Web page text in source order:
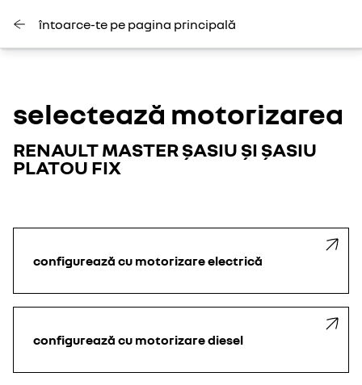
întoarce-te pe pagina principală
selectează motorizarea
RENAULT MASTER ȘASIU ȘI ȘASIU
PLATOU FIX
configurează cu motorizare electrică
configurează cu motorizare diesel